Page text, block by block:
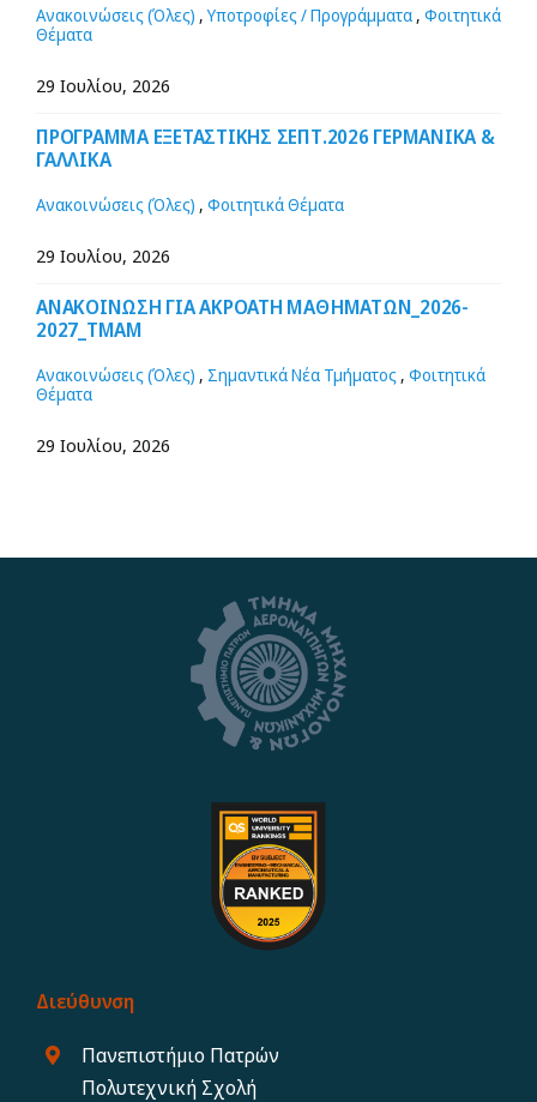
Ανακοινώσεις (Όλες) ,Υποτροφίες / Προγράμματα, Φοιτητικά
Θέματα
29 Ιουλίου, 2026
ΠΡΟΓΡΑΜΜΑ ΕΞΕΤΑΣΤΙΚΗΣ ΣΕΠΤ.2026 ΓΕΡΜΑΝΙΚΑ &
ΓΑΛΛΙΚΑ
Ανακοινώσεις (Όλες) , Φοιτητικά Θέματα
29 Ιουλίου, 2026
ΑΝΑΚΟΙΝΩΣΗ ΓΙΑ ΑΚΡΟΑΤΗ ΜΑΘΗΜΑΤΩΝ_2026-
2027_ΤΜΑΜ
Ανακοινώσεις (Όλες) , Σημαντικά Νέα Τμήματος, Φοιτητικά
Θέματα
29 Ιουλίου, 2026
Διεύθυνση
Πανεπιστήμιο Πατρών
Πολυτεχνική Σχολή